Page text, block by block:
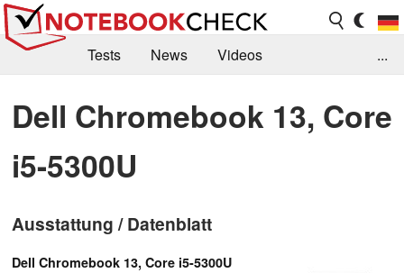
Tests News
Videos
Kaufberatung
Deals Suche
Jobs
Forum
...
Dell Chromebook 13, Core
i5-5300U
Ausstattung / Datenblatt
Dell Chromebook 13, Core i5-5300U